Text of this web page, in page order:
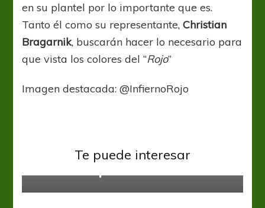
en su plantel por lo importante que es.
Tanto él como su representante,Christian
Bragarnik, buscarán hacer lo necesario para
que vista los colores del “Rojo”
Imagen destacada: @InfiernoRojo
Te puede interesar
Liga Profesional